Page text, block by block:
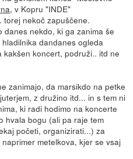
, v Kopru "INDE"
torej nekoč zapuščene.
nekdo, ki ga zanima še
dandanes ogleda
koncert, podruži.. itd ne
zanimajo, da marsikdo na petke
z družino itd... in s tem ni
ki radi hodimo na koncerte
hvala bogu (ali pa raje tem
početi, organizirati...) za
metelkova, kjer se vsaj